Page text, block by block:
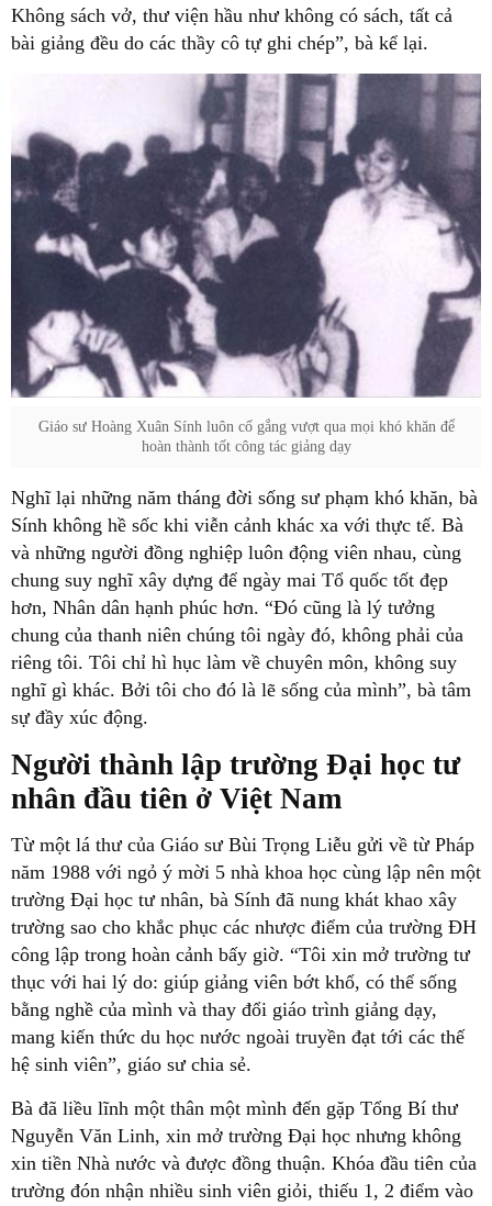
Không sách vở, thư viện hầu như không có sách, tất cả
bài giảng đều do các thầy cô tự ghi chép”, bà kể lại.
Giáo sư Hoàng Xuân Sính luôn cố gắng vượt qua mọi khó khăn để
hoàn thành tốt công tác giảng dạy
Nghĩ lại những năm tháng đời sống sư phạm khó khăn, bà
Sính không hề sốc khi viễn cảnh khác xa với thực tế. Bà
và những người đồng nghiệp luôn động viên nhau, cùng
chung suy nghĩ xây dựng để ngày mai Tổ quốc tốt đẹp
hơn, Nhân dân hạnh phúc hơn. “Đó cũng là lý tưởng
chung của thanh niên chúng tôi ngày đó, không phải của
riêng tôi. Tôi chỉ hì hục làm về chuyên môn, không suy
nghĩ gì khác. Bởi tôi cho đó là lẽ sống của mình”, bà tâm
sự đầy xúc động.
Người thành lập trường Đại học tư
nhân đầu tiên ở Việt Nam
Từ một lá thư của Giáo sư Bùi Trọng Liễu gửi về từ Pháp
năm 1988 với ngỏ ý mời 5 nhà khoa học cùng lập nên một
trường Đại học tư nhân, bà Sính đã nung khát khao xây
trường sao cho khắc phục các nhược điểm của trường ĐH
công lập trong hoàn cảnh bấy giờ. “Tôi xin mở trường tư
thục với hai lý do: giúp giảng viên bớt khổ, có thể sống
bằng nghề của mình và thay đổi giáo trình giảng dạy,
mang kiến thức du học nước ngoài truyền đạt tới các thế
hệ sinh viên”, giáo sư chia sẻ.
Bà đã liều lĩnh một thân một mình đến gặp Tổng Bí thư
Nguyễn Văn Linh, xin mở trường Đại học nhưng không
xin tiền Nhà nước và được đồng thuận. Khóa đầu tiên của
trường đón nhận nhiều sinh viên giỏi, thiếu 1, 2 điểm vào